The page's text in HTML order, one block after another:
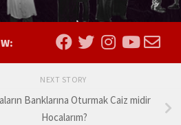
NEXT STORY
Banklarına Oturmak Caiz midir
Hocalarım?